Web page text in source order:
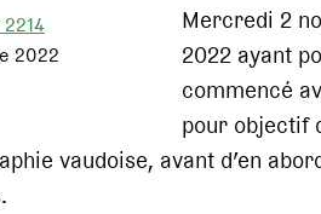
2022
Mercredi 2
2022 ayant
commencé
pour objectif
vaudoise, avant d’en